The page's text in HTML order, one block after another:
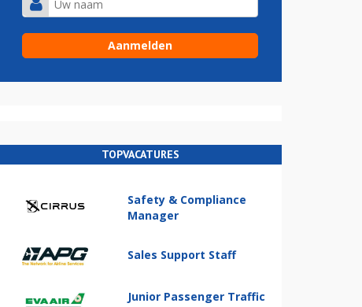
TOPVACATURES
Safety & Compliance
Manager
Sales Support Staff
Junior Passenger Traffic